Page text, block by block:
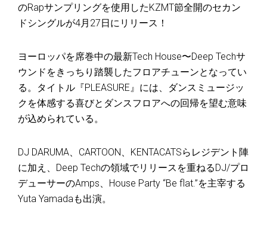
のRapサンプリングを使用したKZMT節全開のセカン
ドシングルが4月27日にリリース！
ヨーロッパを席巻中の最新Tech House〜Deep Techサ
ウンドをきっちり踏襲したフロアチューンとなってい
る。タイトル『PLEASURE』には、ダンスミュージッ
クを体感する喜びとダンスフロアへの回帰を望む意味
が込められている。
DJ DARUMA、CARTOON、KENTACATSらレジデント陣
に加え、Deep Techの領域でリリースを重ねるDJ/プロ
デューサーのAmps、House Party “Be flat.”を主宰する
Yuta Yamadaも出演。